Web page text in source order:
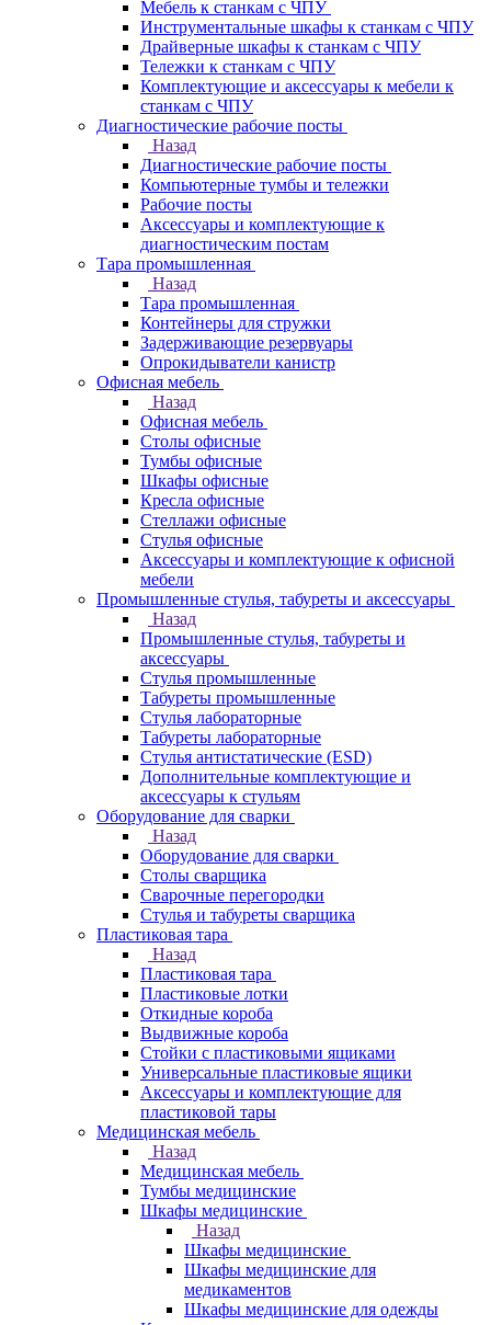
Мебель к станкам с ЧПУ
Инструментальные шкафы к станкам с ЧПУ
Драйверные шкафы к станкам с ЧПУ
Тележки к станкам с ЧПУ
Комплектующие и аксессуары к мебели к
станкам с ЧПУ
Диагностические рабочие посты
Назад
Диагностические рабочие посты
Компьютерные тумбы и тележки
Рабочие посты
Аксессуары и комплектующие к
диагностическим постам
Тара промышленная
Назад
Тара промышленная
Контейнеры для стружки
Задерживающие резервуары
Опрокидыватели канистр
Офисная мебель
Назад
Офисная мебель
Столы офисные
Тумбы офисные
Шкафы офисные
Кресла офисные
Стеллажи офисные
Стулья офисные
Аксессуары и комплектующие к офисной
мебели
Промышленные стулья, табуреты и аксессуары
Назад
Промышленные стулья, табуреты и
аксессуары
Стулья промышленные
Табуреты промышленные
Стулья лабораторные
Табуреты лабораторные
Стулья антистатические (ESD)
Дополнительные комплектующие и
аксессуары к стульям
Оборудование для сварки
Назад
Оборудование для сварки
Столы сварщика
Сварочные перегородки
Стулья и табуреты сварщика
Пластиковая тара
Назад
Пластиковая тара
Пластиковые лотки
Откидные короба
Выдвижные короба
Стойки с пластиковыми ящиками
Универсальные пластиковые ящики
Аксессуары и комплектующие для
пластиковой тары
Медицинская мебель
Назад
Медицинская мебель
Тумбы медицинские
Шкафы медицинские
Назад
Шкафы медицинские
Шкафы медицинские для
медикаментов
Шкафы медицинские для одежды